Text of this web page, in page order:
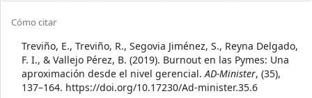
Article
Details
Cómo citar
Treviño, E., Treviño, R., Segovia Jiménez, S., Reyna Delgado,
F. I., & Vallejo Pérez, B. (2019). Burnout en las Pymes: Una
aproximación desde el nivel gerencial.AD-Minister, (35),
137–164. https://doi.org/10.17230/Ad-minister.35.6